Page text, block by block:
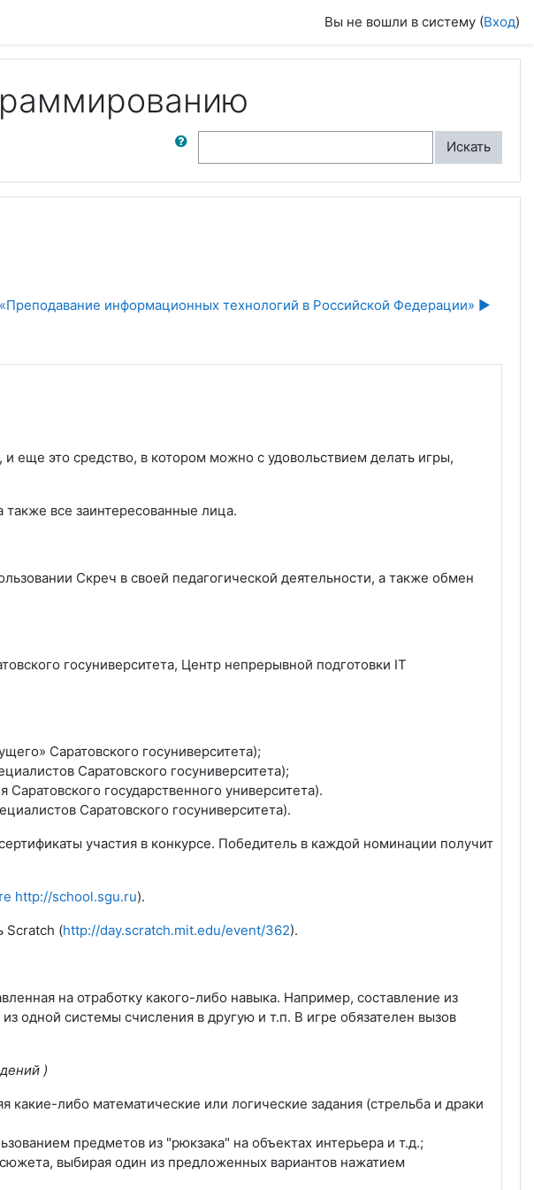
Вы не вошли в систему (Вход)
Поиск по форумам
Искать
информационных технологий в Российской Федерации» ▶︎
еще это средство, в котором можно с удовольствием делать игры,
также все заинтересованные лица.
Скреч в своей педагогической деятельности, а также обмен
госуниверситета, Центр непрерывной подготовки IT
Саратовского госуниверситета);
Саратовского госуниверситета);
государственного университета).
Саратовского госуниверситета).
участия в конкурсе. Победитель в каждой номинации получит
http://school.sgu.ru).
Scratch (http://day.scratch.mit.edu/event/362).
на отработку какого-либо навыка. Например, составление из
одной системы счисления в другую и т.п. В игре обязателен вызов
)
либо математические или логические задания (стрельба и драки
предметов из "рюкзака" на объектах интерьера и т.д.;
выбирая один из предложенных вариантов нажатием